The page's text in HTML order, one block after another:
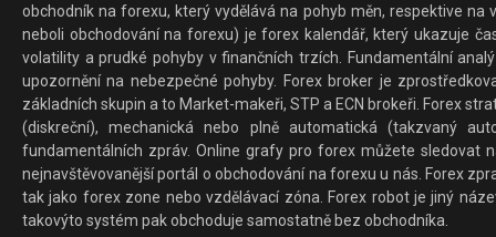
obchodník na forexu, který vydělává na pohyb měn, respektive
neboli obchodování na forexu) je forex kalendář, který ukazuje
volatility a prudké pohyby v finančních trzích. Fundamentální
upozornění na nebezpečné pohyby. Forex broker je
základních skupin a to Market-makeři, STP a ECN brokeři. Forex
(diskreční), mechanická nebo plně automatická (takzvaný
fundamentálních zpráv. Online grafy pro forex můžete sledovat
nejnavštěvovanější portál o obchodování na forexu u nás. Forex
tak jako forex zone nebo vzdělávací zóna. Forex robot je jiný
takovýto systém pak obchoduje samostatně bez obchodníka.